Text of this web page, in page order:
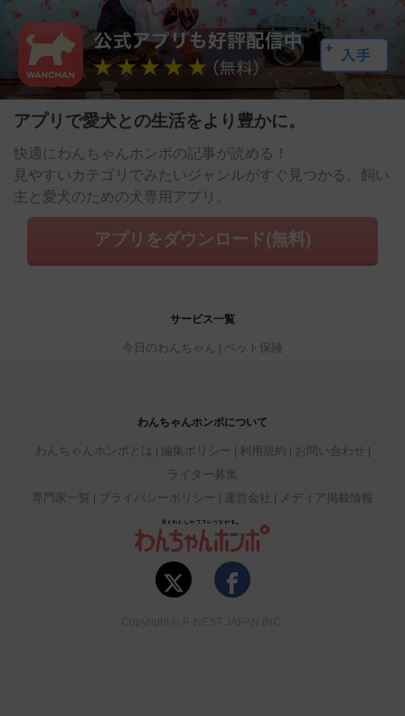
アプリで愛犬との生活をより豊かに。
快適にわんちゃんホンポの記事が読める！
見やすいカテゴリでみたいジャンルがすぐ見つかる。飼い
主と愛犬のための犬専用アプリ。
アプリをダウンロード(無料)
サービス一覧
今日のわんちゃん ペット保険
わんちゃんホンポについて
わんちゃんホンポとは 編集ポリシー 利用規約
お問い合わせ
ライター募集
専門家一覧
プライバシーポリシー 運営会社 メディア掲載情報